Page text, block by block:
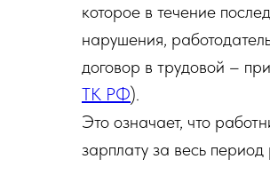
которое в течение
нарушения,
договор в трудовой –
ТК РФ).
Это означает, что
зарплату за весь период